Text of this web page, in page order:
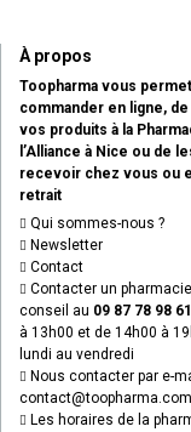
À propos
Toopharma vous
commander en ligne,
vos produits à la
l’Alliance à Nice ou de
recevoir chez vous ou
retrait
Qui sommes-nous ?
Newsletter
Contact
Contacter un
conseil au 09 87 78 98 61
à 13h00 et de 14h00 à
lundi au vendredi
Nous contacter par e-
contact@toopharma.com
Les horaires de la